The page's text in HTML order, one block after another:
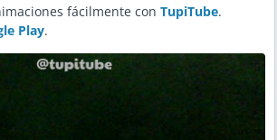
fácilmente con TupiTube.
Play.